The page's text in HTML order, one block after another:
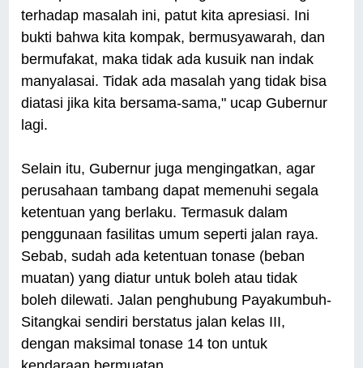
terhadap masalah ini, patut kita apresiasi. Ini
bukti bahwa kita kompak, bermusyawarah, dan
bermufakat, maka tidak ada kusuik nan indak
manyalasai. Tidak ada masalah yang tidak bisa
diatasi jika kita bersama-sama," ucap Gubernur
lagi.
Selain itu, Gubernur juga mengingatkan, agar
perusahaan tambang dapat memenuhi segala
ketentuan yang berlaku. Termasuk dalam
penggunaan fasilitas umum seperti jalan raya.
Sebab, sudah ada ketentuan tonase (beban
muatan) yang diatur untuk boleh atau tidak
boleh dilewati. Jalan penghubung Payakumbuh-
Sitangkai sendiri berstatus jalan kelas III,
dengan maksimal tonase 14 ton untuk